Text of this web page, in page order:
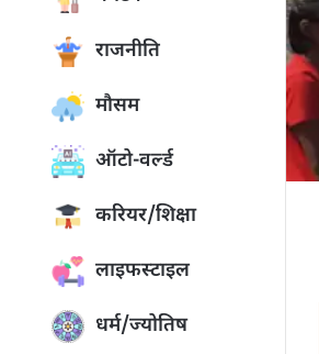
राजनीति
मौसम
ऑटो-वर्ल्ड
करियर/शिक्षा
लाइफस्टाइल
धर्म/ज्योतिष